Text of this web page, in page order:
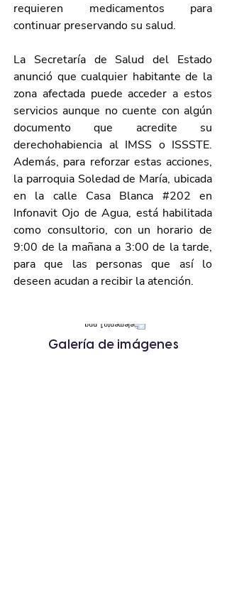
requieren medicamentos para
continuar preservando su salud.
La Secretaría de Salud del Estado
anunció que cualquier habitante de la
zona afectada puede acceder a estos
servicios aunque no cuente con algún
documento que acredite su
derechohabiencia al IMSS o ISSSTE.
Además, para reforzar estas acciones,
la parroquia Soledad de María, ubicada
en la calle Casa Blanca #202 en
Infonavit Ojo de Agua, está habilitada
como consultorio, con un horario de
9:00 de la mañana a 3:00 de la tarde,
para que las personas que así lo
deseen acudan a recibir la atención.
Galería de imágenes